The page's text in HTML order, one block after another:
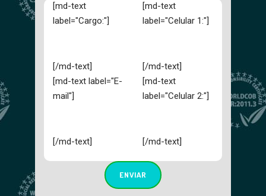
[md-text
label="Cargo:"]
[/md-text]
[md-text label="E-
mail"]
[/md-text]
[md-text
label="Celular 1:"]
[/md-text]
[md-text
label="Celular 2:"]
[/md-text]